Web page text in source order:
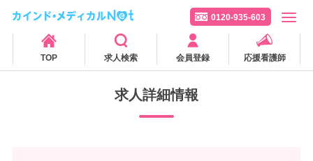
0120-935-603
TOP 求人検索 会員登録 応援看護師
求人詳細情報